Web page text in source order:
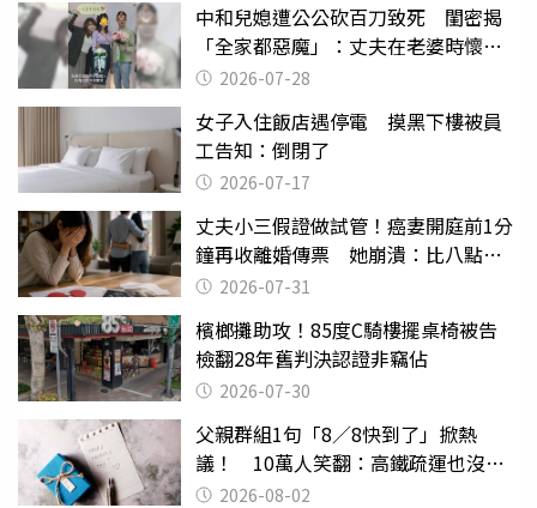
中和兒媳遭公公砍百刀致死 閨密揭
「全家都惡魔」：丈夫在老婆時懷孕
摔東西
2026-07-28
女子入住飯店遇停電 摸黑下樓被員
工告知：倒閉了
2026-07-17
丈夫小三假證做試管！癌妻開庭前1分
鐘再收離婚傳票 她崩潰：比八點檔
還扯2026-07-31
檳榔攤助攻！85度C騎樓擺桌椅被告
檢翻28年舊判決認證非竊佔
2026-07-30
父親群組1句「8／8快到了」掀熱
議！ 10萬人笑翻：高鐵疏運也沒列
父親節
2026-08-02